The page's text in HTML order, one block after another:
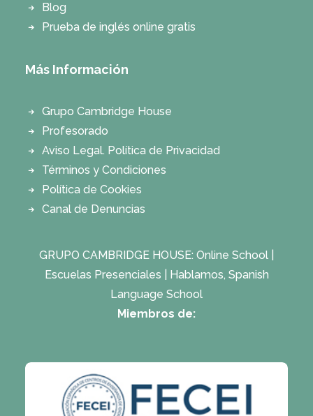
Blog
Prueba de inglés online gratis
Más Información
Grupo Cambridge House
Profesorado
Aviso Legal. Política de Privacidad
Términos y Condiciones
Política de Cookies
Canal de Denuncias
GRUPO CAMBRIDGE HOUSE: Online School
Escuelas Presenciales
Hablamos, Spanish
Language School
Miembros de: